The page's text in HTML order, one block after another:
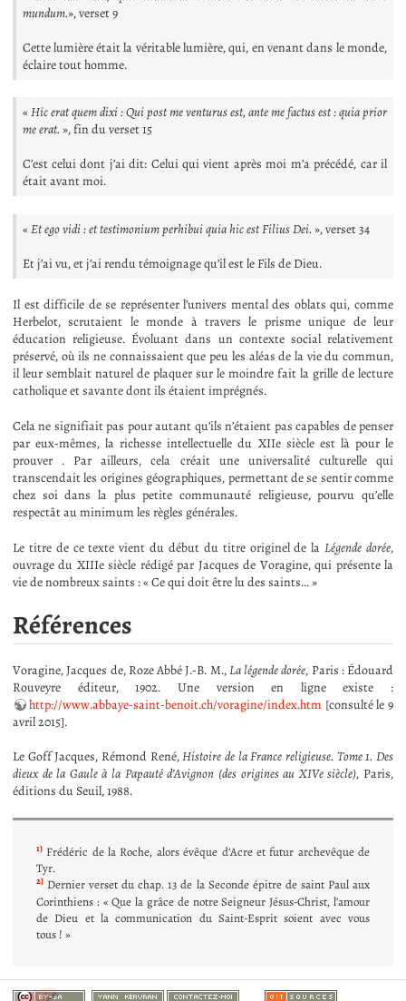
mundum.», verset 9
Cette lumière était la véritable lumière, qui, en venant dans le monde,
éclaire tout homme.
«Hic erat quem dixi : Qui post me venturus est, ante me factus est : quia prior
me erat. », fin du verset 15
C’est celui dont j’ai dit: Celui qui vient après moi m’a précédé, car il
était avant moi.
«Et ego vidi : et testimonium perhibui quia hic est Filius Dei. », verset 34
Et j’ai vu, et j’ai rendu témoignage qu’il est le Fils de Dieu.
Il est difficile de se représenter l’univers mental des oblats qui, comme
Herbelot, scrutaient le monde à travers le prisme unique de leur
éducation religieuse. Évoluant dans un contexte social relativement
préservé, où ils ne connaissaient que peu les aléas de la vie du commun,
il leur semblait naturel de plaquer sur le moindre fait la grille de lecture
catholique et savante dont ils étaient imprégnés.
Cela ne signifiait pas pour autant qu’ils n’étaient pas capables de penser
par eux-mêmes, la richesse intellectuelle du XIIe siècle est là pour le
prouver . Par ailleurs, cela créait une universalité culturelle qui
transcendait les origines géographiques, permettant de se sentir comme
chez soi dans la plus petite communauté religieuse, pourvu qu’elle
respectât au minimum les règles générales.
Le titre de ce texte vient du début du titre originel de laLégende dorée,
ouvrage du XIIIe siècle rédigé par Jacques de Voragine, qui présente la
vie de nombreux saints : « Ce qui doit être lu des saints… »
Références
Voragine, Jacques de, Roze Abbé J.-B. M.,La légende dorée, Paris : Édouard
Rouveyre éditeur, 1902. Une version en ligne existe :
http://www.abbaye-saint-benoit.ch/voragine/index.htm [consulté le 9
avril 2015].
Le Goff Jacques, Rémond René,Histoire de la France religieuse. Tome 1. Des
dieux de la Gaule à la Papauté d’Avignon (des origines au XIVe siècle), Paris,
éditions du Seuil, 1988.
1) Frédéric de la Roche, alors évêque d’Acre et futur archevêque de
Tyr.
2) Dernier verset du chap. 13 de la Seconde épitre de saint Paul aux
Corinthiens : « Que la grâce de notre Seigneur Jésus-Christ, l’amour
de Dieu et la communication du Saint-Esprit soient avec vous
tous ! »